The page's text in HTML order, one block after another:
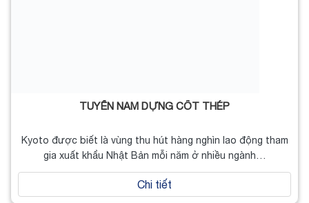
TUYỂN NAM DỰNG CỐT THÉP
Kyoto được biết là vùng thu hút hàng nghìn lao động tham
gia xuất khẩu Nhật Bản mỗi năm ở nhiều ngành…
Chi tiết